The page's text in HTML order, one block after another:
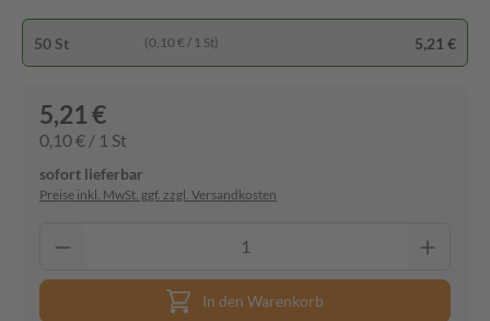
50 St (0,10 € / 1 St) 5,21 €
5,21 €
0,10 € / 1 St
sofort lieferbar
Preise inkl. MwSt. ggf. zzgl. Versandkosten
In den Warenkorb